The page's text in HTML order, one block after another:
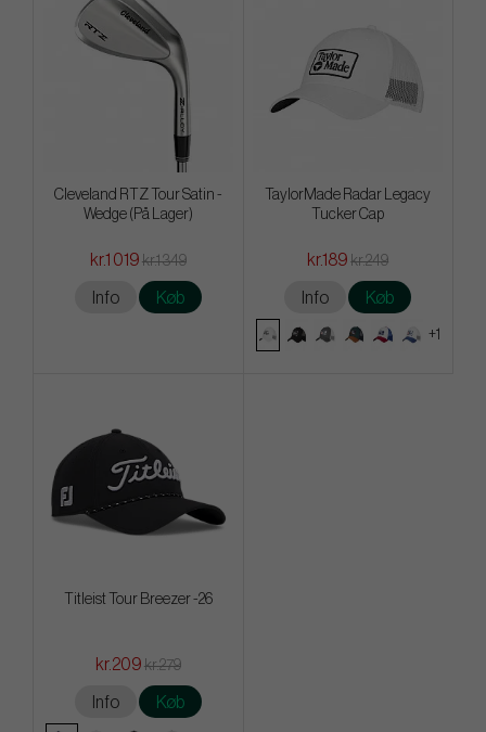
Cleveland RTZ Tour Satin -
Wedge (På Lager)
kr.1 019 kr.1 349
Info Køb
TaylorMade Radar Legacy
Tucker Cap
kr.189 kr.249
Info Køb
+1
Titleist Tour Breezer -26
kr.209 kr.279
Info Køb